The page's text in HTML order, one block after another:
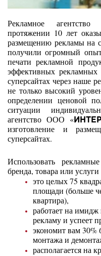
Рекламное агентство
протяжении 10 лет
размещению рекламы на
получили огромный
печати рекламной
эффективных
суперсайтах через наше
не только высокий
определении ценовой
ситуации
агентство ООО «
изготовление и
суперсайтах.
Использовать
бренда, товара или
это целых 75
площади (больше
квартира),
работает на имидж
рекламу и успеет
экономит вам 30%
монтажа и
располагается на